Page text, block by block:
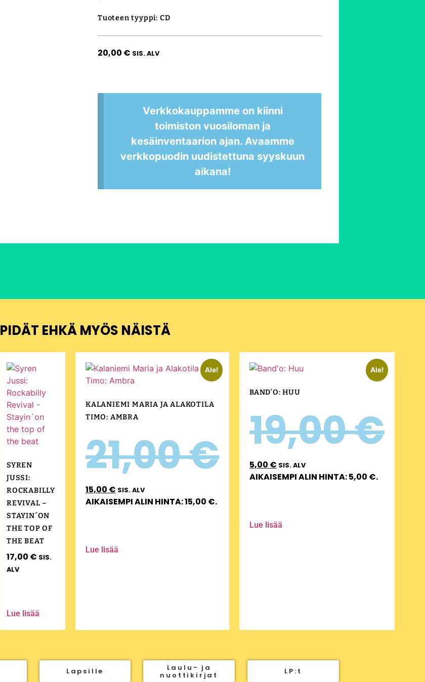
Tuoteen tyyppi: CD
20,00 € SIS. ALV
Verkkokauppamme on kiinni
toimiston vuosiloman ja
kesäinventaarion ajan. Avaamme
verkkopuodin uudistettuna syyskuun
aikana!
PIDÄT EHKÄ MYÖS NÄISTÄ
SYREN
JUSSI:
ROCKABILLY
REVIVAL –
STAYIN´ON
THE TOP OF
THE BEAT
17,00 € SIS.
ALV
Lue lisää
Ale!
KALANIEMI MARIA JA ALAKOTILA
TIMO: AMBRA
21,00€
15,00 € SIS. ALV
AIKAISEMPI ALIN HINTA:15,00 €.
Lue lisää
Ale!
BAND’O: HUU
19,00€
5,00 € SIS. ALV
AIKAISEMPI ALIN HINTA:5,00 €.
Lue lisää
Lapsille Laulu- ja
nuottikirjat LP:t